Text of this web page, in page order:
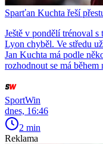
Sparťan Kuchta řeší
Ještě v pondělí trénoval
Lyon chyběl. Ve středu
Jan Kuchta má podle
rozhodnout se má
SportWin
dnes, 16:46
2 min
Reklama